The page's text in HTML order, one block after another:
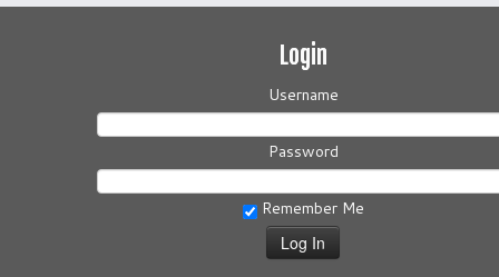
Login
Username
Password
Remember Me